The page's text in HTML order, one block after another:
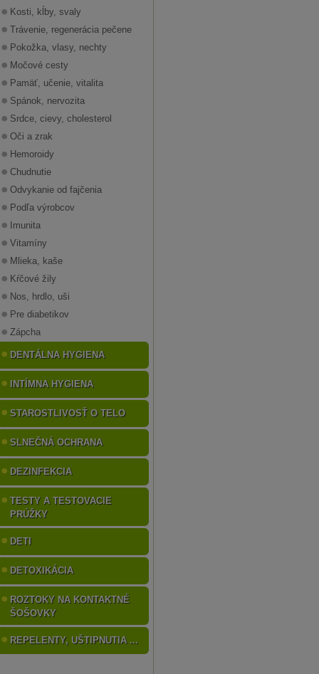
Kosti, kĺby, svaly
Trávenie, regenerácia pečene
Pokožka, vlasy, nechty
Močové cesty
Pamäť, učenie, vitalita
Spánok, nervozita
Srdce, cievy, cholesterol
Oči a zrak
Hemoroidy
Chudnutie
Odvykanie od fajčenia
Podľa výrobcov
Imunita
Vitamíny
Mlieka, kaše
Kŕčové žily
Nos, hrdlo, uši
Pre diabetikov
Zápcha
DENTÁLNA HYGIENA
INTÍMNA HYGIENA
STAROSTLIVOSŤ O TELO
SLNEČNÁ OCHRANA
DEZINFEKCIA
TESTY A TESTOVACIE
PRÚŽKY
DETI
DETOXIKÁCIA
ROZTOKY NA KONTAKTNÉ
ŠOŠOVKY
REPELENTY, UŠTIPNUTIA ...